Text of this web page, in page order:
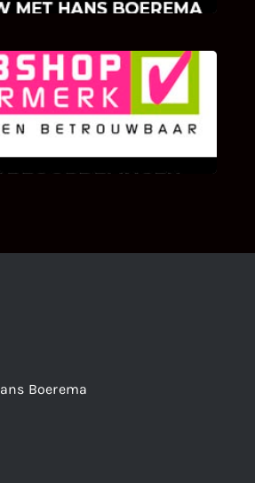
BEOORDELINGEN
op gesteld om te weten wat u
ons en onze diensten vindt.
Boerema